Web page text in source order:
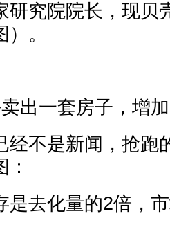
研究院院长，现贝
。
出一套房子，增
经不是新闻，抢跑
是去化量的2倍，